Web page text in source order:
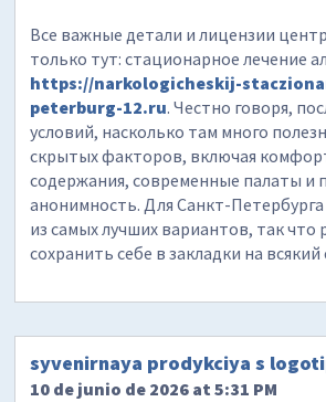
Все важные детали и лицензии
только тут: стационарное лечение
https://narkologicheskij-
peterburg-12.ru. Честно говоря,
условий, насколько там много
скрытых факторов, включая
содержания, современные палаты и
анонимность. Для Санкт-
из самых лучших вариантов, так что
сохранить себе в закладки на всякий
syvenirnaya prodykciya s
10 de junio de 2026 at 5:31 PM